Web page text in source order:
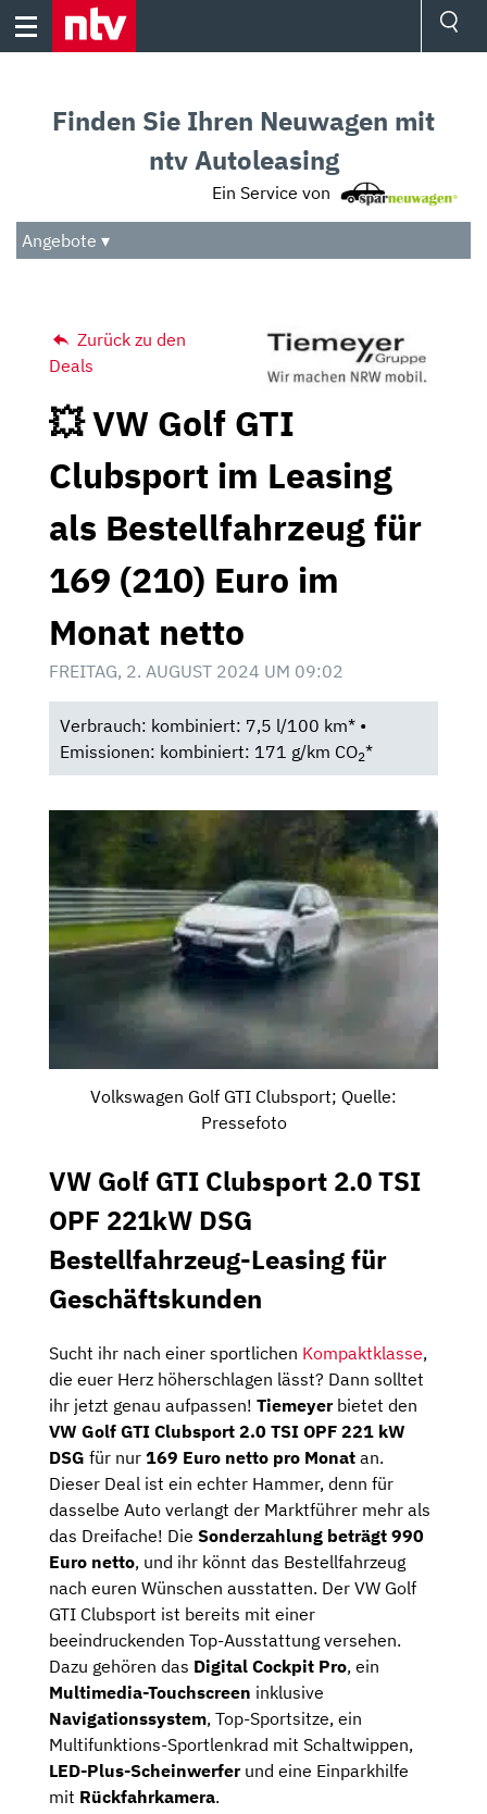
Skip
Audio
Das Beste
Finden Sie Ihren Neuwagen mit
ntv Autoleasing
Ein Service von
Angebote ▾
Zurück zu den
Deals
💥 VW Golf GTI
Clubsport im Leasing
als Bestellfahrzeug für
169 (210) Euro im
Monat netto
FREITAG, 2. AUGUST 2024 UM 09:02
Verbrauch: kombiniert: 7,5 l/100 km* •
Emissionen: kombiniert: 171 g/km CO2*
Volkswagen Golf GTI Clubsport; Quelle:
Pressefoto
VW Golf GTI Clubsport 2.0 TSI
OPF 221kW DSG
Bestellfahrzeug-Leasing für
Geschäftskunden
Sucht ihr nach einer sportlichen Kompaktklasse,
die euer Herz höherschlagen lässt? Dann solltet
ihr jetzt genau aufpassen! Tiemeyerbietet den
VW Golf GTI Clubsport 2.0 TSI OPF 221 kW
DSG für nur 169 Euro netto pro Monat an.
Dieser Deal ist ein echter Hammer, denn für
dasselbe Auto verlangt der Marktführer mehr als
das Dreifache! Die Sonderzahlung beträgt 990
Euro netto, und ihr könnt das Bestellfahrzeug
nach euren Wünschen ausstatten. Der VW Golf
GTI Clubsport ist bereits mit einer
beeindruckenden Top-Ausstattung versehen.
Dazu gehören das Digital Cockpit Pro, ein
Multimedia-Touchscreen inklusive
Navigationssystem, Top-Sportsitze, ein
Multifunktions-Sportlenkrad mit Schaltwippen,
LED-Plus-Scheinwerferund eine Einparkhilfe
mit Rückfahrkamera.